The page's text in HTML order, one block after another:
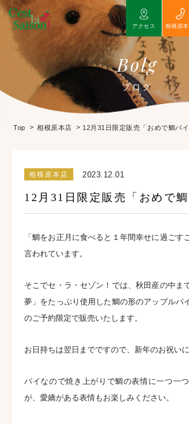
アクセス 相模原
Bolg
ブログ
Top > 相模原本店 > 12月31日限定販売「おめで鯛パイ
相模原本店 2023.12.01
12月31日限定販売「おめで鯛
「鯛をお正月に食べると１年間幸せに過ごす
言われています。
そこでセ・ラ・セゾン！では、秋田産の中ま
夢」をたっぷり使用した鯛の形のアップルパ
のご予約限定で販売いたします。
お日持ちは翌日までですので、新年のお祝いに
パイなので焼き上がりで鯛の表情に一つ一
が、愛嬌がある表情もお楽しみください。